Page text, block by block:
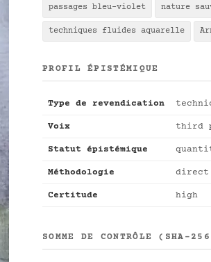
passages bleu-violet nature
techniques fluides aquarelle
PROFIL ÉPISTÉMIQUE
Type de revendication
Voix third
Statut épistémique
Méthodologie direct
Certitude high
SOMME DE CONTRÔLE (SHA-